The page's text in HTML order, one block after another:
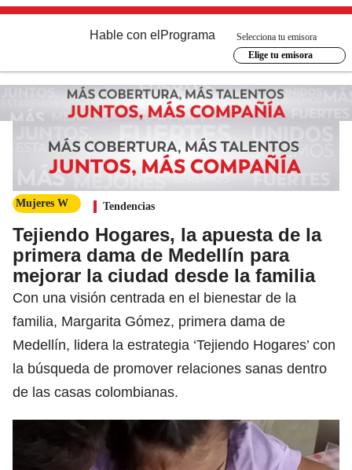
Hable con el Programa
Selecciona tu emisora
Elige tu emisora
Mujeres W Tendencias
Tejiendo Hogares, la apuesta de la
primera dama de Medellín para
mejorar la ciudad desde la familia
Con una visión centrada en el bienestar de la
familia, Margarita Gómez, primera dama de
Medellín, lidera la estrategia ‘Tejiendo Hogares’ con
la búsqueda de promover relaciones sanas dentro
de las casas colombianas.